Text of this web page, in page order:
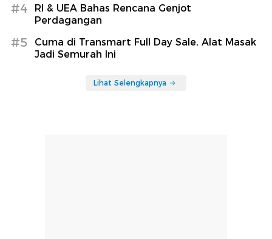
#4
RI & UEA Bahas Rencana Genjot
Perdagangan
#5
Cuma di Transmart Full Day Sale, Alat Masak
Jadi Semurah Ini
Lihat Selengkapnya